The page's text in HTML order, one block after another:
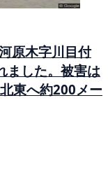
原木字川目付
ました。被害は
東へ約200メー